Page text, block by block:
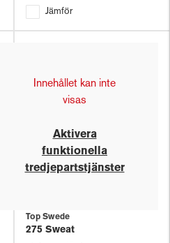
Jämför
Innehållet kan inte
visas
Aktivera
funktionella
tredjepartstjänster
Top Swede
275 Sweat